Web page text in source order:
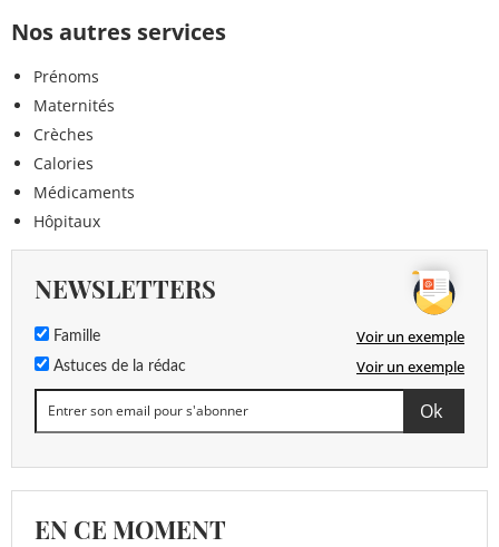
Nos autres services
Prénoms
Maternités
Crèches
Calories
Médicaments
Hôpitaux
NEWSLETTERS
Famille Voir un exemple
Astuces de la rédac Voir un exemple
EN CE MOMENT